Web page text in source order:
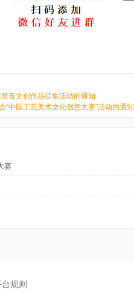
毒文创作品征集活动的通知
中国工艺美术文化创意大赛”活动的通知
赛
规则